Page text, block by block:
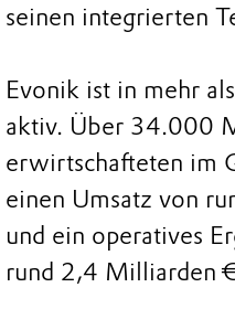
seinen integrierten
Evonik ist in mehr
aktiv. Über 34.000
erwirtschafteten im
einen Umsatz von
und ein operatives
rund 2,4 Milliarden